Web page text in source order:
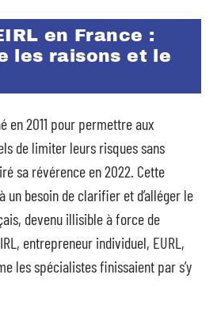
en France :
les raisons et le
en 2011 pour permettre aux
de limiter leurs risques sans
sa révérence en 2022. Cette
un besoin de clarifier et d’alléger le
devenu illisible à force de
entrepreneur individuel, EURL,
les spécialistes finissaient par s’y